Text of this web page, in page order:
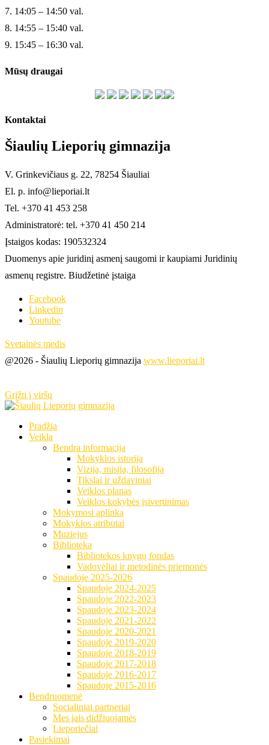
7. 14:05 – 14:50 val.
8. 14:55 – 15:40 val.
9. 15:45 – 16:30 val.
Mūsų draugai
Kontaktai
Šiaulių Lieporių gimnazija
V. Grinkevičiaus g. 22, 78254 Šiauliai
El. p. info@lieporiai.lt
Tel. +370 41 453 258
Administratorė: tel. +370 41 450 214
Įstaigos kodas: 190532324
Duomenys apie juridinį asmenį saugomi ir kaupiami Juridinių
asmenų registre. Biudžetinė įstaiga
Facebook
Linkedin
Youtube
Svetainės medis
@2026 - Šiaulių Lieporių gimnazija www.lieporiai.lt
Grįžti į viršų
Pradžia
Veikla
Bendra informacija
Mokyklos istorija
Vizija, misija, filosofija
Tikslai ir uždaviniai
Veiklos planas
Veiklos kokybės įsivertinimas
Mokymosi aplinka
Mokyklos atributai
Muziejus
Biblioteka
Bibliotekos knygų fondas
Vadovėliai ir metodinės priemonės
Spaudoje 2025-2026
Spaudoje 2024-2025
Spaudoje 2022-2023
Spaudoje 2023-2024
Spaudoje 2021-2022
Spaudoje 2020-2021
Spaudoje 2019-2020
Spaudoje 2018-2019
Spaudoje 2017-2018
Spaudoje 2016-2017
Spaudoje 2015-2016
Bendruomenė
Socialiniai partneriai
Mes jais didžiuojamės
Lieporiečiai
Pasiekimai